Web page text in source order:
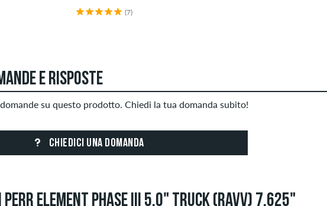
(7)
E RISPOSTE
su questo prodotto. Chiedi la tua domanda subito!
CHIEDICI UNA DOMANDA
PERR ELEMENT PHASE III 5.0" TRUCK (RAVV) 7.625"